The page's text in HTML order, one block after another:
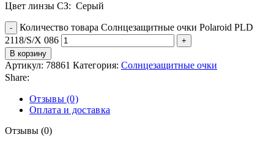
Цвет линзы СЗ: Серый
Количество товара Солнцезащитные очки Polaroid PLD
2118/S/X 086
В корзину
Артикул: 78861 Категория: Солнцезащитные очки
Share:
Отзывы (0)
Оплата и доставка
Отзывы (0)